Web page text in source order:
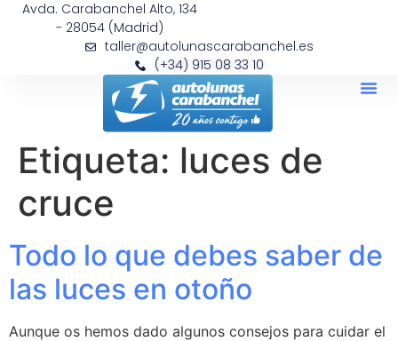
Avda. Carabanchel Alto, 134
- 28054 (Madrid)
taller@autolunascarabanchel.es
(+34) 915 08 33 10
Etiqueta: luces de
cruce
Todo lo que debes saber de
las luces en otoño
Aunque os hemos dado algunos consejos para cuidar el